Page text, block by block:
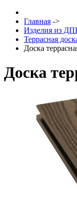
Главная ->
Изделия из
Террасная
Доска
Доска